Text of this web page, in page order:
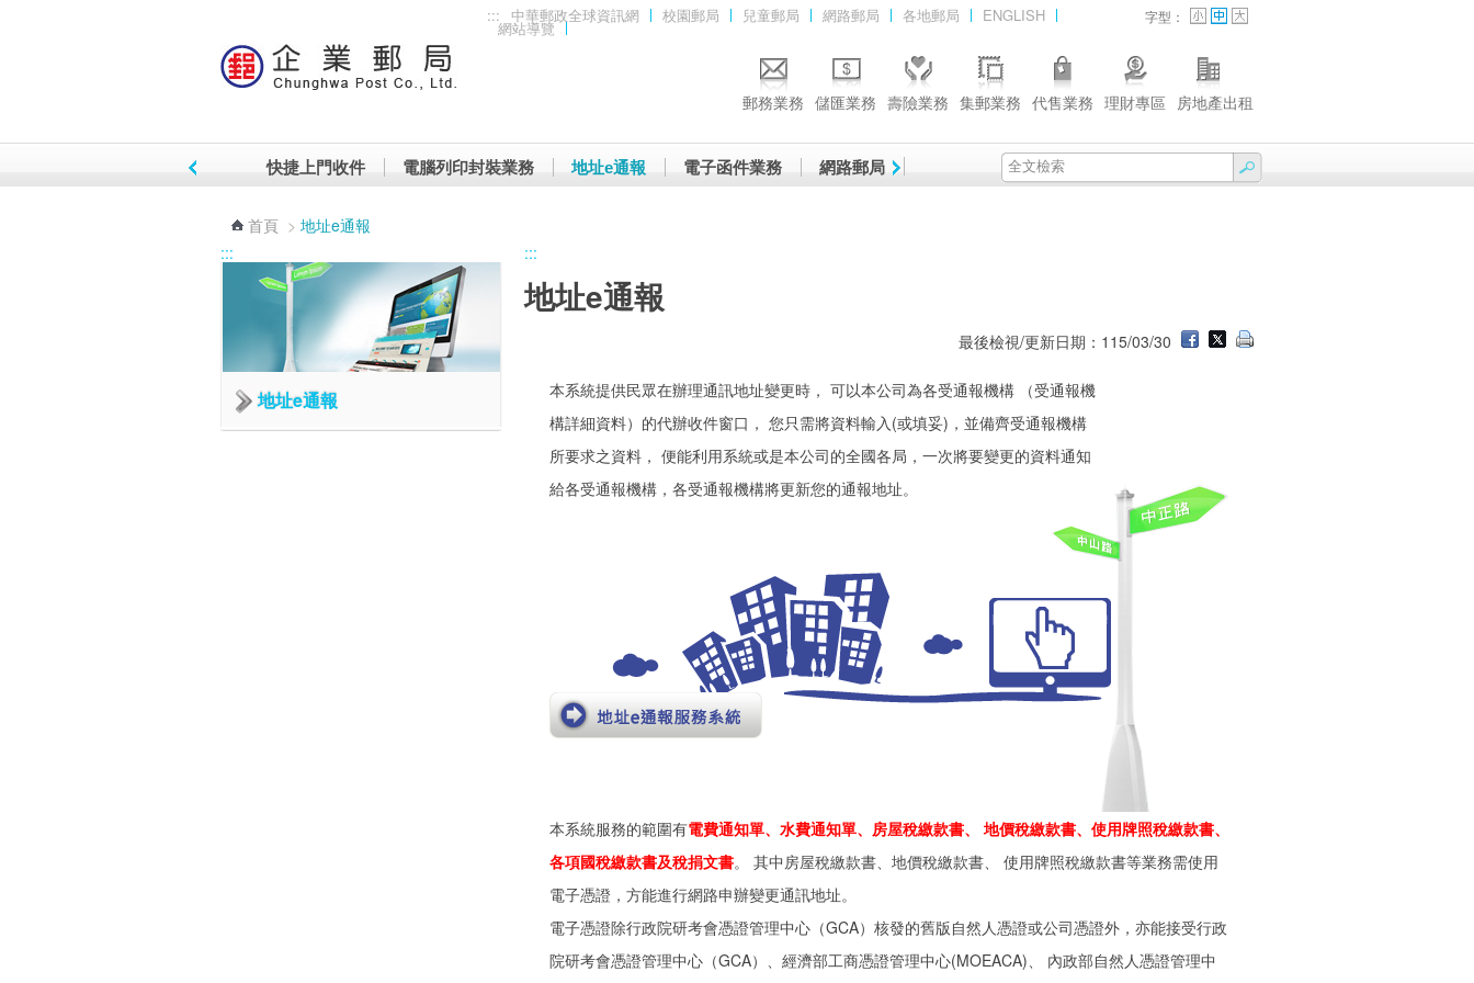
::: 中華郵政全球資訊網 校園郵局 兒童郵局 網路郵局 各地郵局 ENGLISH
網站導覽
字型：
郵務業務 儲匯業務 壽險業務 集郵業務 代售業務 理財專區 房地產出租
快捷上門收件 電腦列印封裝業務 地址e通報 電子函件業務 網路郵局
首頁 > 地址e通報
:::
地址e通報
:::
地址e通報
最後檢視/更新日期：115/03/30
本系統提供民眾在辦理通訊地址變更時， 可以本公司為各受通報機構 （受通報機
構詳細資料）的代辦收件窗口， 您只需將資料輸入(或填妥)，並備齊受通報機構
所要求之資料， 便能利用系統或是本公司的全國各局，一次將要變更的資料通知
給各受通報機構，各受通報機構將更新您的通報地址。
本系統服務的範圍有電費通知單、水費通知單、房屋稅繳款書、 地價稅繳款書、使用牌照稅繳款書、
各項國稅繳款書及稅捐文書。 其中房屋稅繳款書、地價稅繳款書、 使用牌照稅繳款書等業務需使用
電子憑證，方能進行網路申辦變更通訊地址。
電子憑證除行政院研考會憑證管理中心（GCA）核發的舊版自然人憑證或公司憑證外，亦能接受行政
院研考會憑證管理中心（GCA）、經濟部工商憑證管理中心(MOEACA)、 內政部自然人憑證管理中